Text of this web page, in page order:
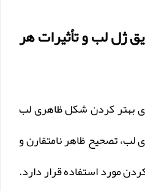
ژل لب و تأثیرات هر
بهتر کردن شکل ظاهری لب
تصحیح ظاهر نامتقارن و
مورد استفاده قرار دارد.